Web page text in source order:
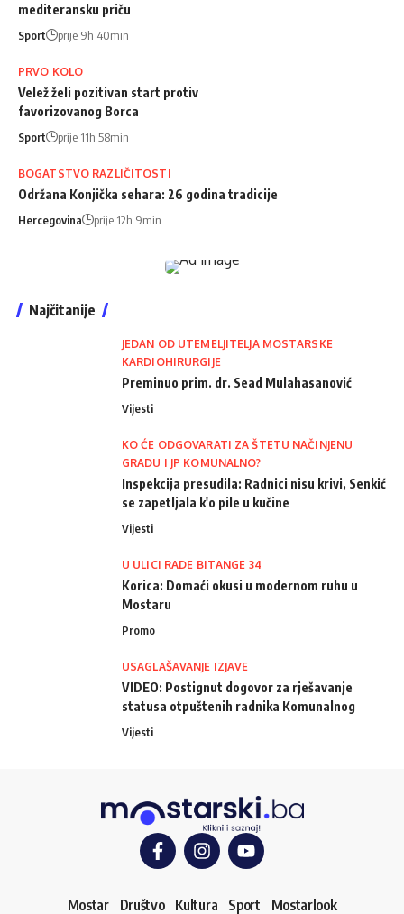
mediteransku priču
Sport prije 9h 40min
PRVO KOLO
Velež želi pozitivan start protiv
favorizovanog Borca
Sport prije 11h 58min
BOGATSTVO RAZLIČITOSTI
Održana Konjička sehara: 26 godina tradicije
Hercegovina prije 12h 9min
Najčitanije
JEDAN OD UTEMELJITELJA MOSTARSKE
KARDIOHIRURGIJE
Preminuo prim. dr. Sead Mulahasanović
Vijesti
KO ĆE ODGOVARATI ZA ŠTETU NAČINJENU
GRADU I JP KOMUNALNO?
Inspekcija presudila: Radnici nisu krivi, Senkić
se zapetljala k'o pile u kučine
Vijesti
U ULICI RADE BITANGE 34
Korica: Domaći okusi u modernom ruhu u
Mostaru
Promo
USAGLAŠAVANJE IZJAVE
VIDEO: Postignut dogovor za rješavanje
statusa otpuštenih radnika Komunalnog
Vijesti
Mostar Društvo Kultura Sport Mostarlook